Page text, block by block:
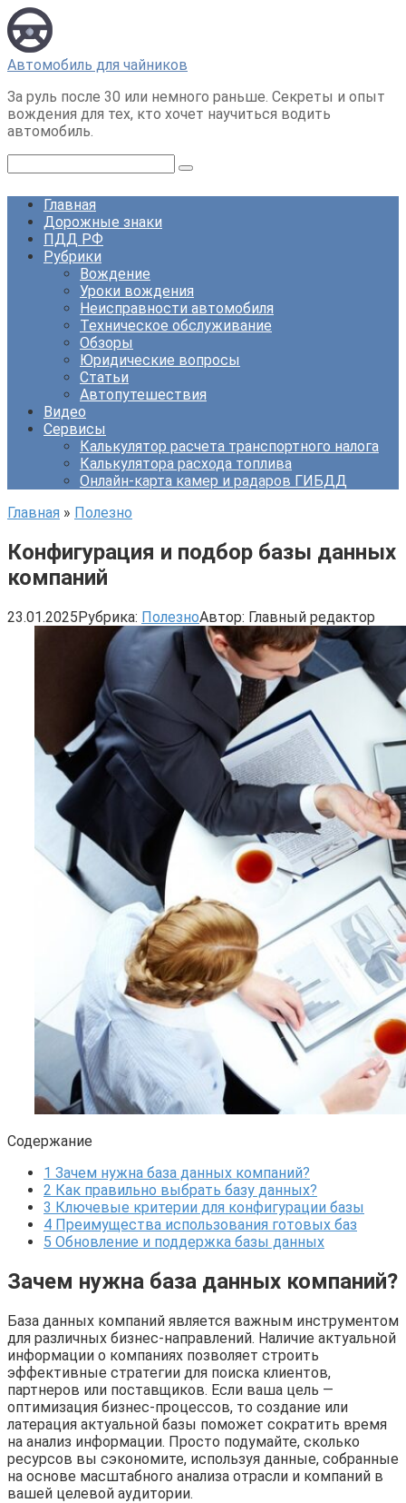
Перейти
к
контенту
Автомобиль для чайников
За руль после 30 или немного раньше. Секреты и опыт
вождения для тех, кто хочет научиться водить
автомобиль.
Главная
Дорожные знаки
ПДД РФ
Рубрики
Вождение
Уроки вождения
Неисправности автомобиля
Техническое обслуживание
Обзоры
Юридические вопросы
Статьи
Автопутешествия
Видео
Сервисы
Калькулятор расчета транспортного налога
Калькулятора расхода топлива
Онлайн-карта камер и радаров ГИБДД
Главная » Полезно
Конфигурация и подбор базы данных
компаний
23.01.2025Рубрика: ПолезноАвтор: Главный редактор
Содержание
1 Зачем нужна база данных компаний?
2 Как правильно выбрать базу данных?
3 Ключевые критерии для конфигурации базы
4 Преимущества использования готовых баз
5 Обновление и поддержка базы данных
Зачем нужна база данных компаний?
База данных компаний является важным инструментом
для различных бизнес-направлений. Наличие актуальной
информации о компаниях позволяет строить
эффективные стратегии для поиска клиентов,
партнеров или поставщиков. Если ваша цель —
оптимизация бизнес-процессов, то создание или
латерация актуальной базы поможет сократить время
на анализ информации. Просто подумайте, сколько
ресурсов вы сэкономите, используя данные, собранные
на основе масштабного анализа отрасли и компаний в
вашей целевой аудитории.